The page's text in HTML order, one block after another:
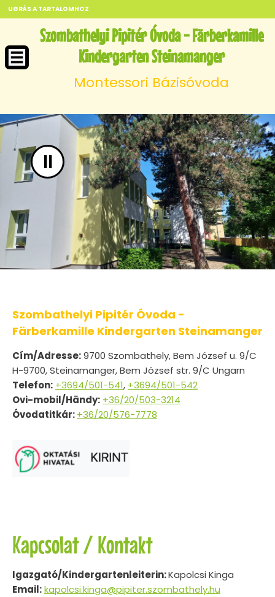
UGRÁS A TARTALOMHOZ
Szombathelyi Pipitér Óvoda - Färberkamille
Kindergarten Steinamanger
Montessori Bázisóvoda
II
Szombathelyi Pipitér Óvoda -
Färberkamille Kindergarten Steinamanger
Cím/Adresse:9700 Szombathely, Bem József u. 9/C
H-9700, Steinamanger, Bem József str. 9/C Ungarn
Telefon: +3694/501-541, +3694/501-542
Ovi-mobil/Händy: +36/20/503-3214
Óvodatitkár:+36/20/576-7778
Kapcsolat / Kontakt
Igazgató/Kindergartenleiterin:Kapolcsi Kinga
Email:kapolcsi.kinga@pipiter.szombathely.hu